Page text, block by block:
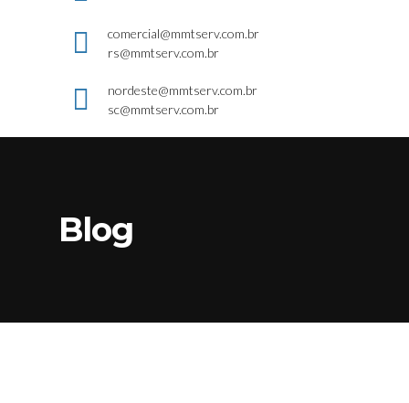
comercial@mmtserv.com.br
rs@mmtserv.com.br
nordeste@mmtserv.com.br
sc@mmtserv.com.br
Blog